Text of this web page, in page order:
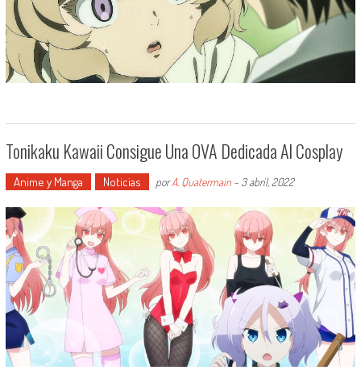
Tonikaku Kawaii Consigue Una OVA Dedicada Al Cosplay
Anime y Manga Noticias porA. Quatermain- 3 abril, 2022